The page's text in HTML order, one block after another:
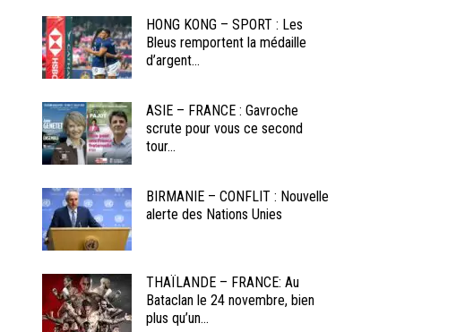
HONG KONG – SPORT : Les
Bleus remportent la médaille
d’argent...
ASIE – FRANCE : Gavroche
scrute pour vous ce second
tour...
BIRMANIE – CONFLIT : Nouvelle
alerte des Nations Unies
THAÏLANDE – FRANCE: Au
Bataclan le 24 novembre, bien
plus qu’un...